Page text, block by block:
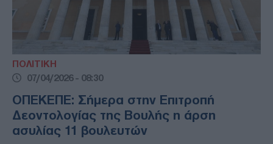
ΠΟΛΙΤΙΚΗ
07/04/2026 - 08:30
ΟΠΕΚΕΠΕ: Σήμερα στην Επιτροπή
Δεοντολογίας της Βουλής η άρση
ασυλίας 11 βουλευτών